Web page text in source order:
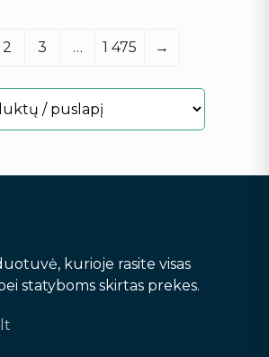
2 3 … 1 475
→
kurioje rasite visas
statyboms skirtas prekes.